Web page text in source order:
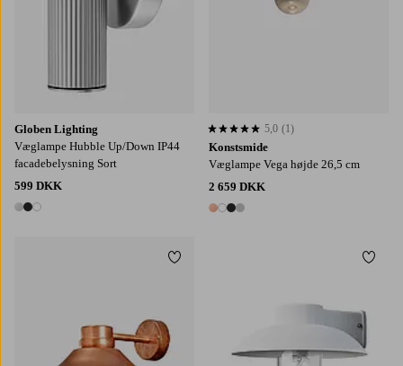
Globen Lighting
Væglampe Hubble Up/Down IP44
facadebelysning Sort
599 DKK
3 farver
Konstsmide
Væglampe Vega højde 26,5 cm
2 659 DKK
4 farver
5,0 baseret på 1 bedømmelser
5,0 (1)
Tilføj til favoritter